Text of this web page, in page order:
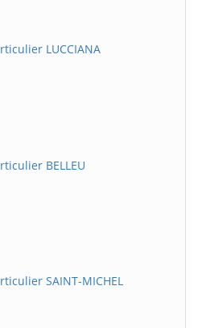
LUCCIANA
BELLEU
SAINT-MICHEL